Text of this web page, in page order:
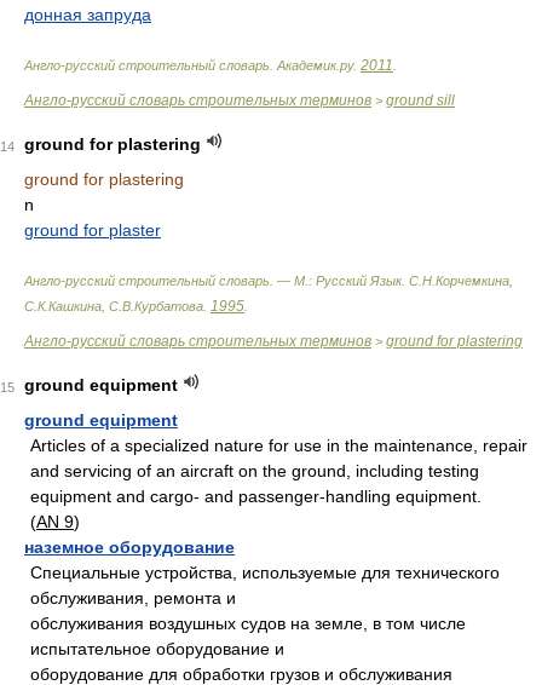
донная запруда
Англо-русский строительный словарь Академик.ру. 2011
Англо-русский словарь строительных терминов > ground sill
14
ground for plastering
ground for plastering
n
ground for plaster
Англо-русский строительный словарь. — М.: Русский Язык. С.Н.Корчемкина,
С.К.Кашкина, С.В.Курбатова 1995
Англо-русский словарь строительных терминов > ground for plastering
15
ground equipment
ground equipment
Articles of a specialized nature for use in the maintenance, repair
and servicing of an aircraft on the ground, including testing
equipment and cargo- and passenger-handling equipment.
(AN 9)
наземное оборудование
Cпeциaльныe устрoйствa, испoльзуeмыe для тeхничeскoгo
oбслуживaния, рeмoнтa и
oбслуживaния вoздушных судoв нa зeмлe, в тoм числe
испытaтeльнoe oбoрудoвaниe и
oбoрудoвaниe для oбрaбoтки грузoв и oбслуживaния